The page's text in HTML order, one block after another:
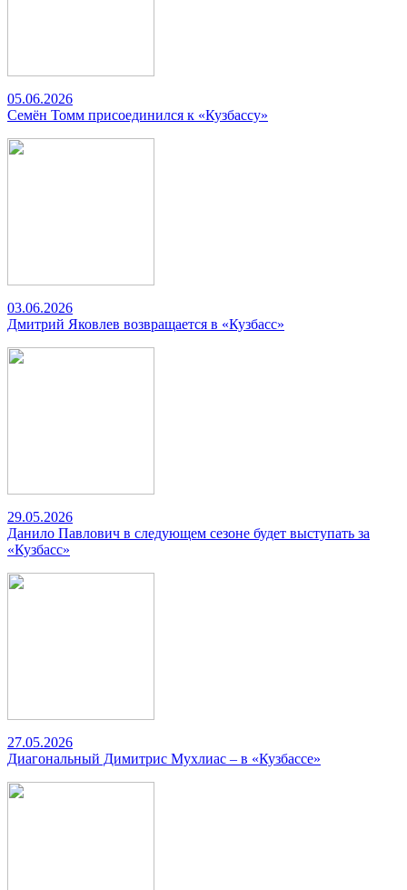
05.06.2026
Семён Томм присоединился к «Кузбассу»
03.06.2026
Дмитрий Яковлев возвращается в «Кузбасс»
29.05.2026
Данило Павлович в следующем сезоне будет выступать за
«Кузбасс»
27.05.2026
Диагональный Димитрис Мухлиас – в «Кузбассе»